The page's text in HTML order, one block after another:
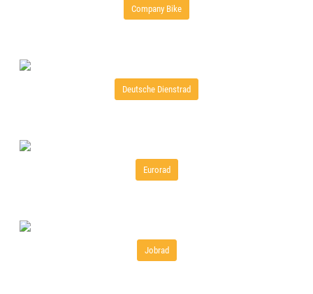
Company Bike
Deutsche Dienstrad
Eurorad
Jobrad